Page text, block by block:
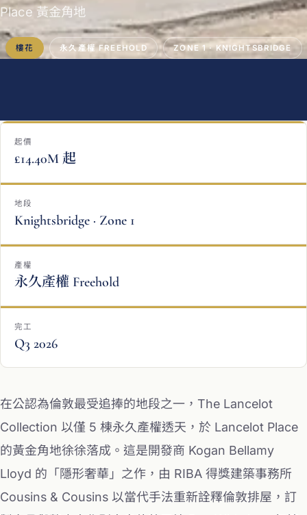
Place 黃金角地
樓花 永久產權 FREEHOLD ZONE 1 · KNIGHTSBRIDGE
起價
£14.40M 起
地段
Knightsbridge · Zone 1
產權
永久產權 Freehold
完工
Q3 2026
在公認為倫敦最受追捧的地段之一，The Lancelot
Collection 以僅 5 棟永久產權透天，於 Lancelot Place
的黃金角地徐徐落成。這是開發商 Kogan Bellamy
Lloyd 的「隱形奢華」之作，由 RIBA 得獎建築事務所
Cousins & Cousins 以當代手法重新詮釋倫敦排屋，訂